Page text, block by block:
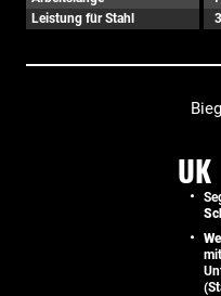
Leistung für Stahl
UK